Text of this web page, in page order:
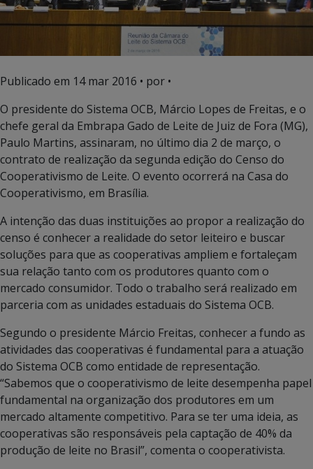
Publicado em 14 mar 2016 • por •
O presidente do Sistema OCB, Márcio Lopes de Freitas, e o
chefe geral da Embrapa Gado de Leite de Juiz de Fora (MG),
Paulo Martins, assinaram, no último dia 2 de março, o
contrato de realização da segunda edição do Censo do
Cooperativismo de Leite. O evento ocorrerá na Casa do
Cooperativismo, em Brasília.
A intenção das duas instituições ao propor a realização do
censo é conhecer a realidade do setor leiteiro e buscar
soluções para que as cooperativas ampliem e fortaleçam
sua relação tanto com os produtores quanto com o
mercado consumidor. Todo o trabalho será realizado em
parceria com as unidades estaduais do Sistema OCB.
Segundo o presidente Márcio Freitas, conhecer a fundo as
atividades das cooperativas é fundamental para a atuação
do Sistema OCB como entidade de representação.
“Sabemos que o cooperativismo de leite desempenha papel
fundamental na organização dos produtores em um
mercado altamente competitivo. Para se ter uma ideia, as
cooperativas são responsáveis pela captação de 40% da
produção de leite no Brasil”, comenta o cooperativista.